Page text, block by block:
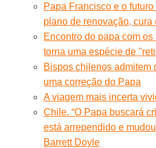
Papa Francisco e o
plano de renovação, cura
Encontro do papa com
torna uma espécie de
Bispos chilenos admitem
uma correção do Papa
A viagem mais incerta
Chile. “O Papa buscará
está arrependido e
Barrett Doyle